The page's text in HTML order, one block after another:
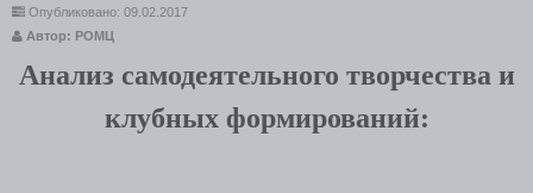
Опубликовано: 09.02.2017
Автор: РОМЦ
Анализ самодеятельного творчества и
клубных формирований: